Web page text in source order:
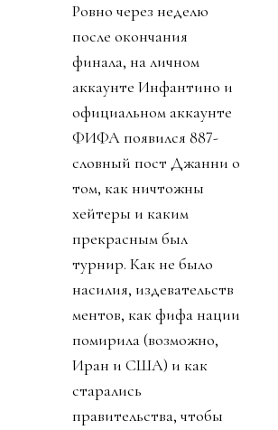
Ровно через неделю
после окончания
финала, на личном
аккаунте Инфантино и
официальном аккаунте
ФИФА появился 887-
словный пост Джанни о
том, как ничтожны
хейтеры и каким
прекрасным был
турнир. Как не было
насилия, издевательств
ментов, как фифа нации
помирила (возможно,
Иран и США) и как
старались
правительства, чтобы